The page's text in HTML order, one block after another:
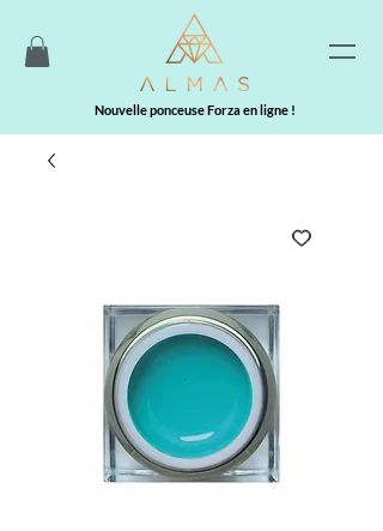
Nouvelle ponceuse Forza en ligne !